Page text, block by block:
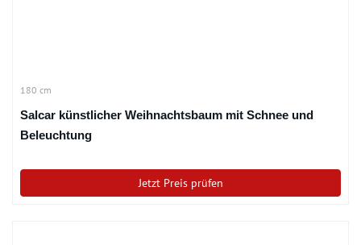
180 cm
Salcar künstlicher Weihnachtsbaum mit Schnee und
Beleuchtung
Jetzt Preis prüfen